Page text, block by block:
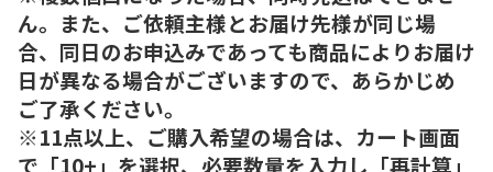
ん。また、ご依頼主様とお届け先様が同じ場
合、同日のお申込みであっても商品によりお届け
日が異なる場合がございますので、あらかじめ
ご了承ください。
※11点以上、ご購入希望の場合は、カート画面
で「10+」を選択、必要数量を入力し「再計算」